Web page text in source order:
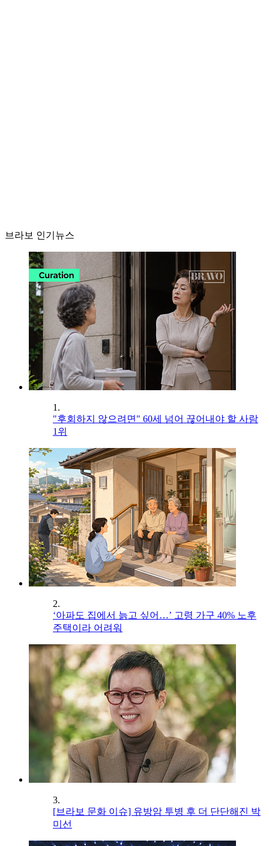
브라보 인기뉴스
1.
"후회하지 않으려면" 60세 넘어 끊어내야 할 사람
1위
2.
‘아파도 집에서 늙고 싶어…’ 고령 가구 40% 노후
주택이라 어려워
3.
[브라보 문화 이슈] 유방암 투병 후 더 단단해진 박
미선